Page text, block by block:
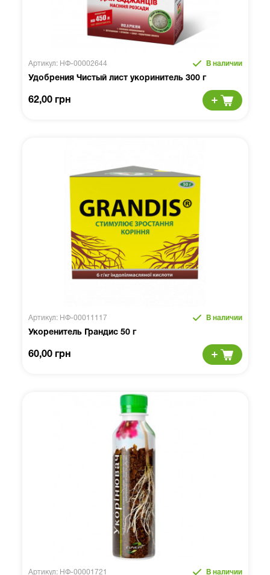
Артикул: НФ-00002644 В наличии
Удобрения Чистый лист укоринитель 300 г
62,00 грн
Артикул: НФ-00011117 В наличии
Укоренитель Грандис 50 г
60,00 грн
Артикул: НФ-00001721 В наличии